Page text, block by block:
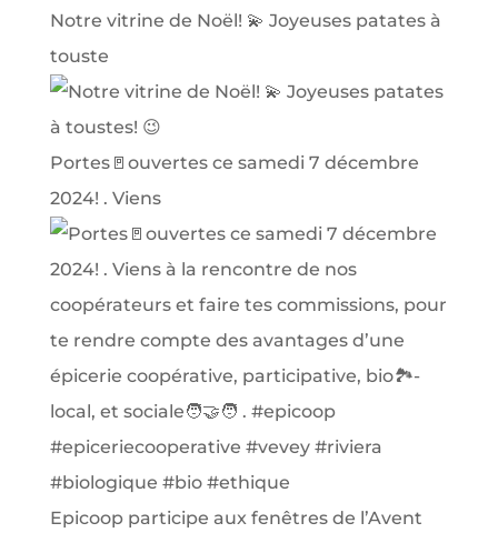
Notre vitrine de Noël! 💫 Joyeuses patates à
touste
Portes🚪ouvertes ce samedi 7 décembre
2024! . Viens
Epicoop participe aux fenêtres de l’Avent